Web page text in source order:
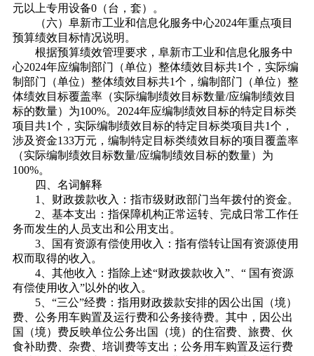
元以上专用设备0（台，套）。
（六）阜新市工业和信息化服务中心2024年重点项目
预算绩效目标情况说明。
根据预算绩效管理要求，阜新市工业和信息化服务中
心2024年应编制部门（单位）整体绩效目标共1个，实际编
制部门（单位）整体绩效目标共1个，编制部门（单位）整
体绩效目标覆盖率（实际编制绩效目标数量/应编制绩效目
标的数量）为100%。2024年应编制绩效目标的特定目标类
项目共1个，实际编制绩效目标的特定目标类项目共1个，
涉及资金133万元，编制特定目标类绩效目标的项目覆盖率
（实际编制绩效目标数量/应编制绩效目标的数量）为
100%。
四、名词解释
1、财政拨款收入：指市级财政部门当年拨付的资金。
2、基本支出：指保障机构正常运转、完成日常工作任
务而发生的人员支出和公用支出。
3、国有资源有偿使用收入：指有偿转让国有资源使用
权而取得的收入。
4、其他收入：指除上述“财政拨款收入”、“ 国有资源
有偿使用收入”以外的收入。
5、“三公”经费：指用财政拨款安排的因公出国（境）
费、公务用车购置及运行费和公务接待费。其中，因公出
国（境）费反映单位公务出国（境）的住宿费、旅费、伙
食补助费、杂费、培训费等支出；公务用车购置及运行费